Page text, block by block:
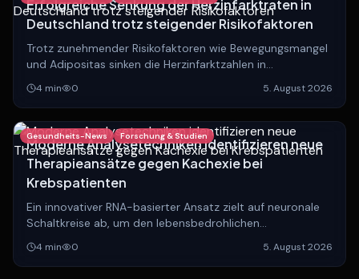
Erfolgreiche Senkung der Herzinfarktraten in
Deutschland trotz steigender Risikofaktoren
Trotz zunehmender Risikofaktoren wie Bewegungsmangel
und Adipositas sinken die Herzinfarktzahlen in
Deutschland. Experten analysieren die Gründe hinter
dieser positiven Entwicklung.
4 min 0 5. August 2026
Gesundheits-News Forschung & Studien
Moderne Analysetechniken identifizieren neue
Therapieansätze gegen Kachexie bei
Krebspatienten
Ein innovativer RNA-basierter Ansatz zielt auf neuronale
Schaltkreise ab, um den lebensbedrohlichen
Muskelschwund bei Krebserkrankungen zu stoppen und
die Lebensqualität Betroffener zu verbessern.
4 min 0 5. August 2026